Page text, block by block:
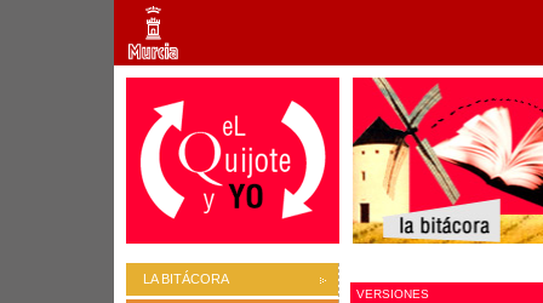
LA BITÁCORA
VERSIONES